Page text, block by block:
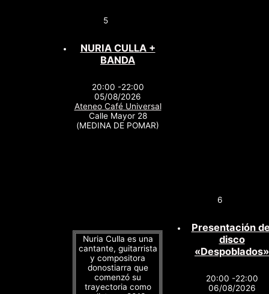
5
NURIA CULLA +
BANDA
20:00 -22:00
05/08/2026
Ateneo Café Universal
Calle Mayor 28
(MEDINA DE POMAR)
Nuria Culla es una
cantante, guitarrista
y compositora
donostiarra que
comenzó su
trayectoria como
6
Presentación
disco
«Despoblados»
20:00 -22:00
06/08/2026